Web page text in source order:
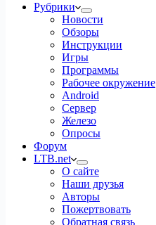
Рубрики
Новости
Обзоры
Инструкции
Игры
Программы
Рабочее окружение
Android
Сервер
Железо
Опросы
Форум
LTB.net
О сайте
Наши друзья
Авторы
Пожертвовать
Обратная связь